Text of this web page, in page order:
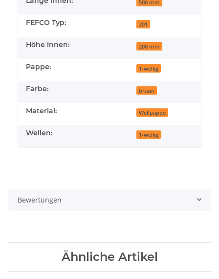
500 mm
FEFCO Typ: 201
Höhe innen: 200 mm
Pappe: 1-wellig
Farbe: braun
Material: Wellpappe
Wellen: 1-wellig
Bewertungen
Ähnliche Artikel